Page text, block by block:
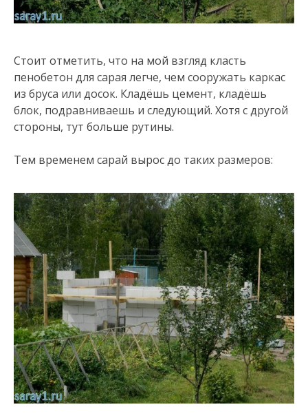
Стоит отметить, что на мой взгляд класть
пенобетон для сарая легче, чем сооружать каркас
из бруса или досок. Кладёшь цемент, кладёшь
блок, подравниваешь и следующий. Хотя с другой
стороны, тут больше рутины.
Тем временем сарай вырос до таких размеров: